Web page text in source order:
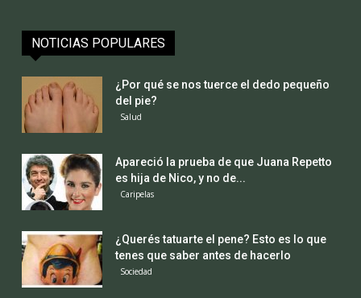
NOTICIAS POPULARES
¿Por qué se nos tuerce el dedo pequeño
del pie?
Salud
Apareció la prueba de que Juana Repetto
es hija de Nico, y no de...
Caripelas
¿Querés tatuarte el pene? Esto es lo que
tenes que saber antes de hacerlo
Sociedad